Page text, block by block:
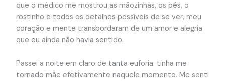
que o médico me mostrou as mãozinhas, os pés, o
rostinho e todos os detalhes possíveis de se ver, meu
coração e mente transbordaram de um amor e alegria
que eu ainda não havia sentido.
Passei a noite em claro de tanta euforia: tinha me
tornado mãe efetivamente naquele momento. Me senti